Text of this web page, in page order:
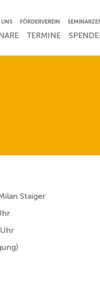
ÜBERSPRINGEN
UNS FÖRDERVEREIN
ÜBERSPRINGEN
TERMINE
Staiger
Wartelistenplätze